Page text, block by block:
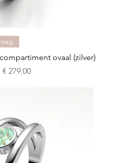
ovaal (zilver)
Prijs
€ 279,00